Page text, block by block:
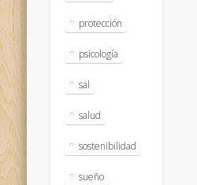
protección
psicología
sal
salud
sostenibilidad
sueño